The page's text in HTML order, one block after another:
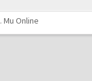
. Mu Online